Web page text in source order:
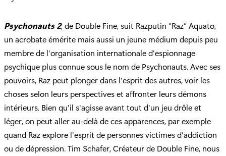
Psychonauts 2, de Double Fine, suit Razputin “Raz” Aquato,
un acrobate émérite mais aussi un jeune médium depuis peu
membre de l'organisation internationale d'espionnage
psychique plus connue sous le nom de Psychonauts. Avec ses
pouvoirs, Raz peut plonger dans l'esprit des autres, voir les
choses selon leurs perspectives et affronter leurs démons
intérieurs. Bien qu'il s'agisse avant tout d'un jeu drôle et
léger, on peut aller au-delà de ces apparences, par exemple
quand Raz explore l'esprit de personnes victimes d'addiction
ou de dépression. Tim Schafer, Créateur de Double Fine, nous